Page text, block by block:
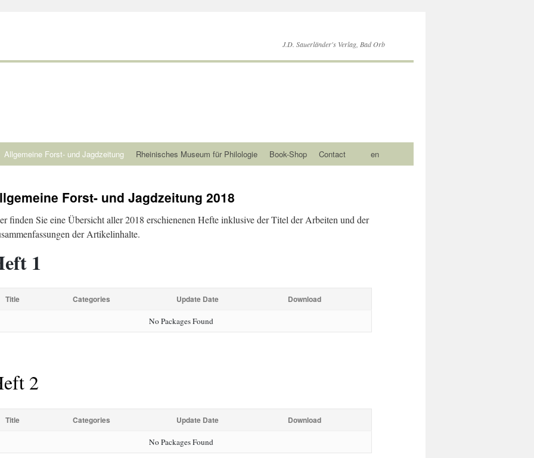
J.D. Sauerländer's Verlag, Bad Orb
Allgemeine Forst- und Jagdzeitung Rheinisches Museum für Philologie Book-Shop Contact en
Forst- und Jagdzeitung 2018
finden Sie eine Übersicht aller 2018 erschienenen Hefte inklusive der Titel der Arbeiten und der
der Artikelinhalte.
1
Title Categories Update Date Download
No Packages Found
2
Title Categories Update Date Download
No Packages Found